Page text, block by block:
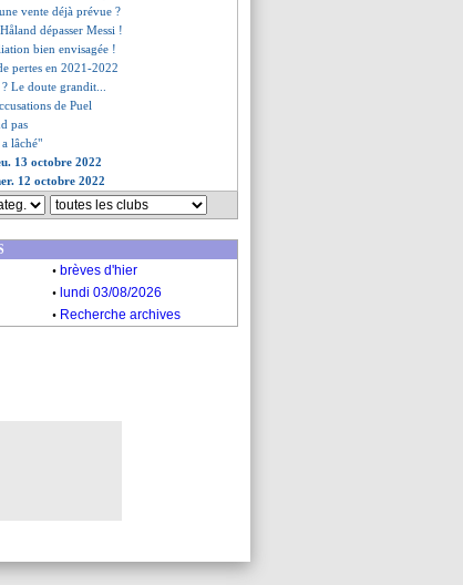
vente déjà prévue ?
dépasser Messi !
bien envisagée !
pertes en 2021-2022
Le doute grandit...
de Puel
pas
lâché"
13 octobre 2022
12 octobre 2022
. brèves d'hier
. lundi 03/08/2026
. Recherche archives